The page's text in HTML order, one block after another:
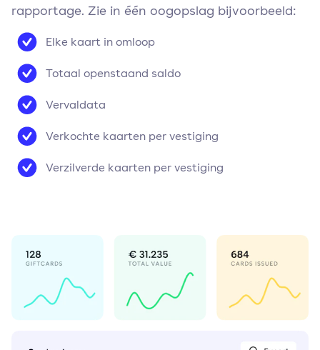
rapportage. Zie in één oogopslag bijvoorbeeld:
Elke kaart in omloop
Totaal openstaand saldo
Vervaldata
Verkochte kaarten per vestiging
Verzilverde kaarten per vestiging